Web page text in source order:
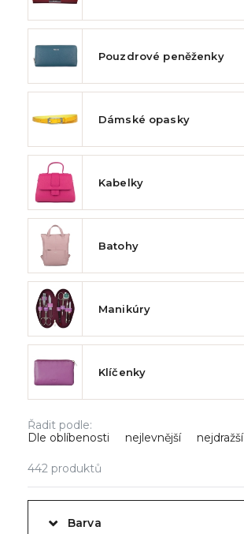
Pouzdrové peněženky
Dámské opasky
Kabelky
Batohy
Manikúry
Klíčenky
Řadit podle:
Dle oblíbenosti
nejlevnější nejdražší
442 produktů
Barva